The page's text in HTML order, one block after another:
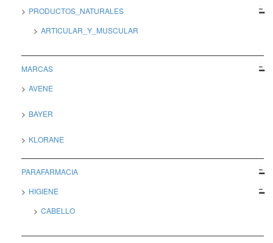
PRODUCTOS_NATURALES
ARTICULAR_Y_MUSCULAR
MARCAS
AVENE
BAYER
KLORANE
PARAFARMACIA
HIGIENE
CABELLO